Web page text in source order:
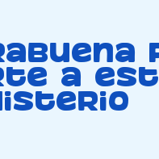
a